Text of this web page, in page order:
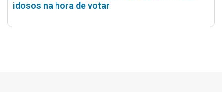
idosos na hora de votar